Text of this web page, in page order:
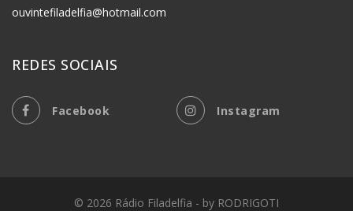
ouvintefiladelfia@hotmail.com
REDES SOCIAIS
Facebook Instagram
© 2026 Rádio Filadelfia - by RODRIGOTI